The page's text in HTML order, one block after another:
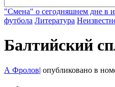
"Смена" о сегодняшнем дне в
футбола Литература
Балтийский
А Фролов| опубликовано в